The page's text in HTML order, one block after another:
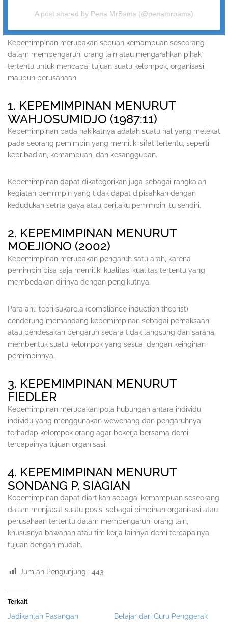
A post shared by Pena MrBams (@penamrbams)
Kepemimpinan merupakan sebuah kemampuan seseorang
dalam mempengaruhi orang lain atau mengarahkan pihak
tertentu untuk mencapai tujuan suatu kelompok, organisasi,
maupun perusahaan.
1. KEPEMIMPINAN MENURUT
WAHJOSUMIDJO (1987:11)
Kepemimpinan pada hakikatnya adalah suatu hal yang melekat
pada seorang pemimpin yang memiliki sifat tertentu, seperti
kepribadian, kemampuan, dan kesanggupan.
Kepemimpinan dapat dikategorikan juga sebagai rangkaian
kegiatan pemimpin yang tidak dapat dipisahkan dengan
kedudukan setrta gaya atau perilaku pemimpin itu sendiri.
2. KEPEMIMPINAN MENURUT
MOEJIONO (2002)
Kepemimpinan merupakan pengaruh satu arah, karena
pemimpin bisa saja memiliki kualitas-kualitas tertentu yang
membedakan dirinya dengan pengikutnya
Para ahli teori sukarela (compliance induction theorist)
cenderung memandang kepemimpinan sebagai pemaksaan
atau pendesakan pengaruh secara tidak langsung dan sarana
membentuk suatu kelompok yang sesuai dengan keinginan
pemimpinnya.
3. KEPEMIMPINAN MENURUT
FIEDLER
Kepemimpinan merupakan pola hubungan antara individu-
individu yang menggunakan wewenang dan pengaruhnya
terhadap kelompok orang agar bekerja bersama demi
tercapainya tujuan organisasi.
4. KEPEMIMPINAN MENURUT
SONDANG P. SIAGIAN
Kepemimpinan dapat diartikan sebagai kemampuan seseorang
dalam menjabat suatu posisi sebagai pimpinan organisasi atau
perusahaan tertentu dalam mempengaruhi orang lain,
khususnya bawahan atau tim kerja lainnya demi tercapainya
tujuan dengan mudah.
Jumlah Pengunjung : 443
Terkait
Jadikanlah Pasangan Belajar dari Guru Penggerak